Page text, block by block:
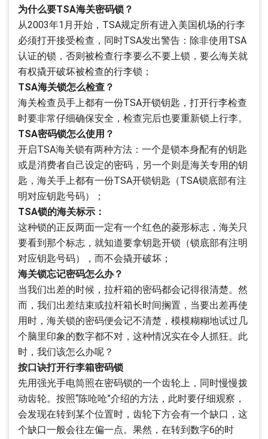
为什么要TSA海关密码锁？
从2003年1月开始，TSA规定所有进入美国机场的行李
必须打开接受检查，同时TSA发出警告：除非使用TSA
认证的锁，否则被检查行李要么不要上锁，要么海关就
有权撬开破坏被检查的行李锁；
TSA海关锁怎么检查？
海关检查员手上都有一份TSA开锁钥匙，打开行李检查
时要非常仔细确保安全，检查完后也要重新锁上行李。
TSA密码锁怎么使用？
开启TSA海关锁有两种方法：一个是锁本身配有的钥匙
或是消费者自己设定的密码，另一个则是海关专用的钥
匙，海关手上都有一份TSA开锁钥匙（TSA锁底部有注
明对应钥匙号码）；
TSA锁的海关标示：
这种锁的正反两面一定有一个红色的菱形标志，海关只
要看到那个标志，就知道要拿钥匙开锁（锁底部有注明
对应钥匙号码），而不会撬开破坏；
海关锁忘记密码怎么办？
当我们出差的时候，拉杆箱的密码都会记得很清楚。然
而，我们出差结束或拉杆箱长时间搁置，当要出差再使
用时，海关锁的密码便会记不清楚，模模糊糊地试过几
个脑里印象的数字都不对，这种情况实在令人抓狂。此
时，我们该怎么办呢？
按口诀打开行李箱密码锁
先用强光手电筒照在密码锁的一个齿轮上，同时慢慢拨
动齿轮。按照“陈呛呛”介绍的方法，此时要仔细观察，
会发现在转到某个位置时，齿轮下方会有一个缺口，这
个缺口一般会往左偏一点。果然，在转到数字6的时